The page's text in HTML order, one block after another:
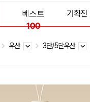
베스트
100
기획전
우산 3단/5단우산